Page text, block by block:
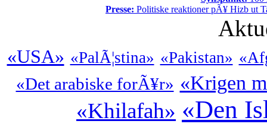
Presse: Politiske reaktioner pÃ¥ Hizb ut
«USA» «PalÃ¦stina» «Pakistan»
«Det arabiske forÃ¥r» «Krigen
«Khilafah» «Den